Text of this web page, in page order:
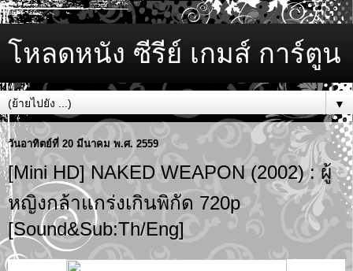
โหลดหนัง ซีรีย์ เกมส์ การ์ตูน
▼
วันอาทิตย์ที่ 20 มีนาคม พ.ศ. 2559
[Mini HD] NAKED WEAPON (2002) : ผู้
หญิงกล้าแกร่งเกินพิกัด 720p
[Sound&Sub:Th/Eng]